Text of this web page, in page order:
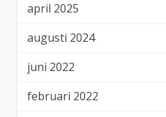
april 2025
augusti 2024
juni 2022
februari 2022